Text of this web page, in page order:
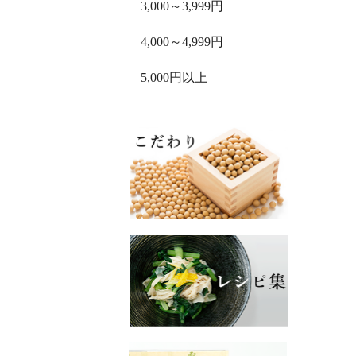
3,000～3,999円
4,000～4,999円
5,000円以上